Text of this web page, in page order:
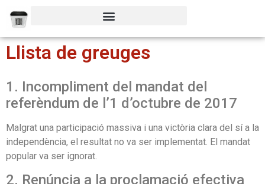
Llista de greuges
1. Incompliment del mandat del
referèndum de l’1 d’octubre de 2017
Malgrat una participació massiva i una victòria clara del sí a la
independència, el resultat no va ser implementat. El mandat
popular va ser ignorat.
2. Renúncia a la proclamació efectiva